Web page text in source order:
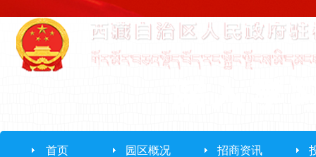
首页 园区概况 招商资讯